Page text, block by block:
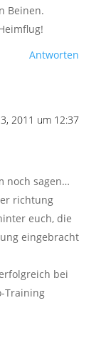
Beinen.
Antworten
2011 um 12:37
noch sagen…
richtung
euch, die
eingebracht
bei
Training